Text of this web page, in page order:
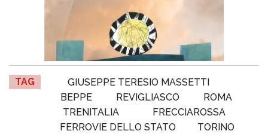
TAG
GIUSEPPE TERESIO MASSETTI
BEPPE
REVIGLIASCO
ROMA
TRENITALIA
FRECCIAROSSA
FERROVIE DELLO STATO
TORINO